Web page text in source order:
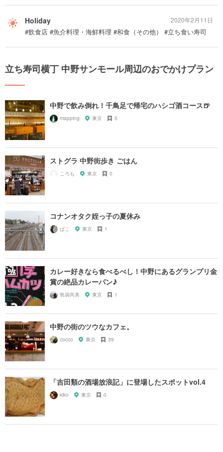
Holiday
#飲食店 #魚介料理・海鮮料理 #和食（その他） #立ち食い寿司
2020年2月11日
立ち寿司横丁 中野サンモール周辺のおでかけプラン
中野で飲み倒れ！千鳥足で帰宅のハシゴ酒コース🍺
mapping 東京 5
ストグラ 中野街歩き ごはん
ころも 東京 0
コナンオタク姪っ子の夏休み
ぱこ 東京 1
カレー好きなら食べるべし！中野にあるグランプリ金
賞の絶品カレーパン♪
島袋尚美 東京 1
中野の街のツウなカフェ。
cocco 東京 39
「吉田類の酒場放浪記」に登場したスポットvol.4
kiko 東京 0